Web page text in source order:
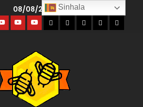
08/08/2026 Sinhala